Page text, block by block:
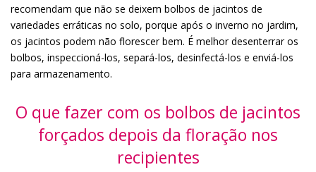
recomendam que não se deixem bolbos de jacintos de
variedades erráticas no solo, porque após o inverno no jardim,
os jacintos podem não florescer bem. É melhor desenterrar os
bolbos, inspeccioná-los, separá-los, desinfectá-los e enviá-los
para armazenamento.
O que fazer com os bolbos de jacintos
forçados depois da floração nos
recipientes